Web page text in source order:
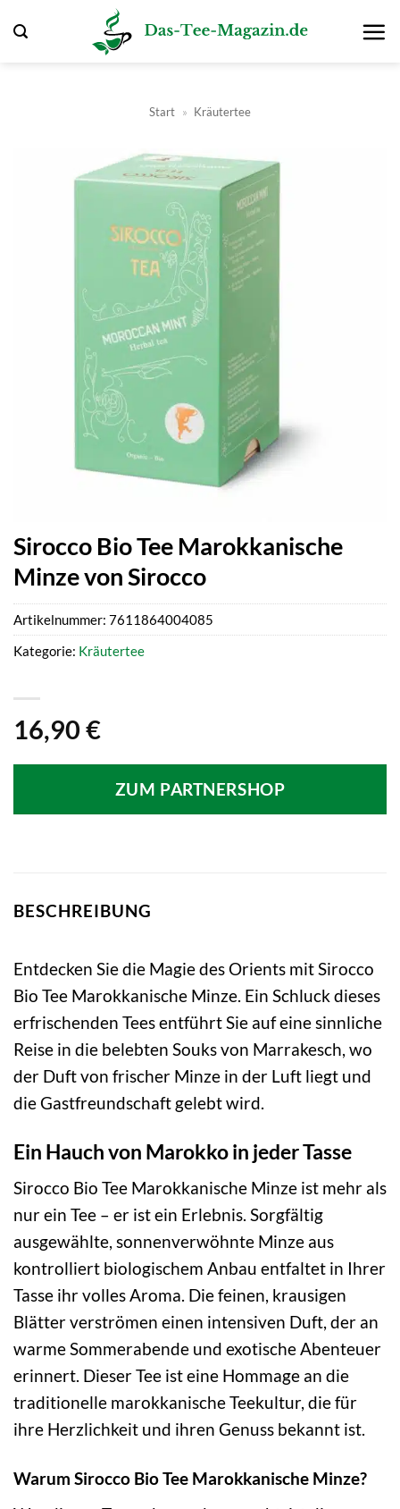
Inhalt
Start » Kräutertee
Sirocco Bio Tee Marokkanische
Minze von Sirocco
16,90 €
ZUM PARTNERSHOP
Artikelnummer: 7611864004085
Kategorie: Kräutertee
BESCHREIBUNG
Entdecken Sie die Magie des Orients mit Sirocco
Bio Tee Marokkanische Minze. Ein Schluck dieses
erfrischenden Tees entführt Sie auf eine sinnliche
Reise in die belebten Souks von Marrakesch, wo
der Duft von frischer Minze in der Luft liegt und
die Gastfreundschaft gelebt wird.
Ein Hauch von Marokko in jeder Tasse
Sirocco Bio Tee Marokkanische Minze ist mehr als
nur ein Tee – er ist ein Erlebnis. Sorgfältig
ausgewählte, sonnenverwöhnte Minze aus
kontrolliert biologischem Anbau entfaltet in Ihrer
Tasse ihr volles Aroma. Die feinen, krausigen
Blätter verströmen einen intensiven Duft, der an
warme Sommerabende und exotische Abenteuer
erinnert. Dieser Tee ist eine Hommage an die
traditionelle marokkanische Teekultur, die für
ihre Herzlichkeit und ihren Genuss bekannt ist.
Warum Sirocco Bio Tee Marokkanische Minze?